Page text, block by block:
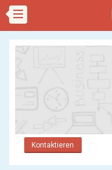
Kontaktieren